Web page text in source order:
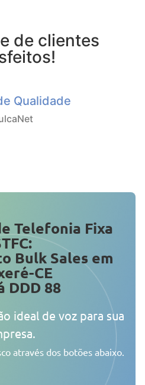
de clientes
Qualidade
Telefonia Fixa
Bulk Sales em
CE
DDD 88
ideal de voz para sua
através dos botões abaixo.